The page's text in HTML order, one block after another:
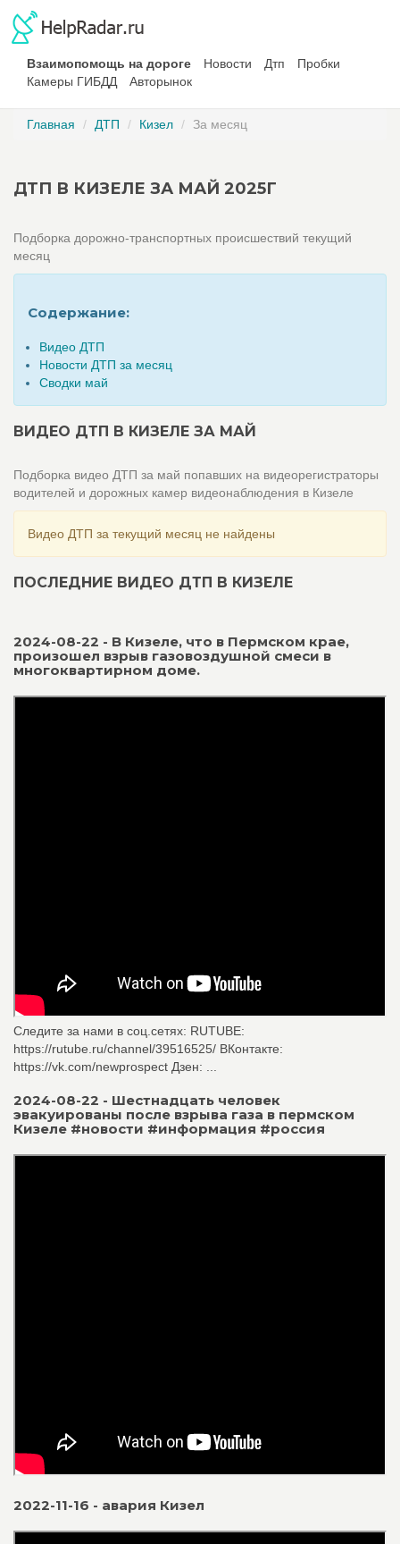
Взаимопомощь на дороге Новости Дтп
Пробки
Камеры ГИБДД
Авторынок
Главная ДТП Кизел За месяц
ДТП В КИЗЕЛЕ ЗА МАЙ 2025Г
Подборка дорожно-транспортных происшествий текущий
месяц
Содержание:
Видео ДТП
Новости ДТП за месяц
Сводки май
ВИДЕО ДТП В КИЗЕЛЕ ЗА МАЙ
Подборка видео ДТП за май попавших на видеорегистраторы
водителей и дорожных камер видеонаблюдения в Кизеле
Видео ДТП за текущий месяц не найдены
ПОСЛЕДНИЕ ВИДЕО ДТП В КИЗЕЛЕ
2024-08-22 - В Кизеле, что в Пермском крае,
произошел взрыв газовоздушной смеси в
многоквартирном доме.
Следите за нами в соц.сетях: RUTUBE:
https://rutube.ru/channel/39516525/ ВКонтакте:
https://vk.com/newprospect Дзен: ...
2024-08-22 - Шестнадцать человек
эвакуированы после взрыва газа в пермском
Кизеле #новости #информация #россия
2022-11-16 - авария Кизел